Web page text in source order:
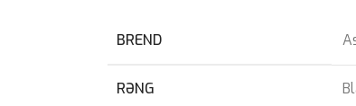
BREND
RƏNG